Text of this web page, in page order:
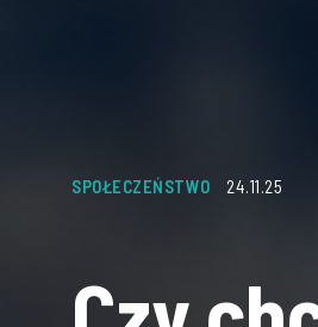
SPOŁECZEŃSTWO 24.11.25